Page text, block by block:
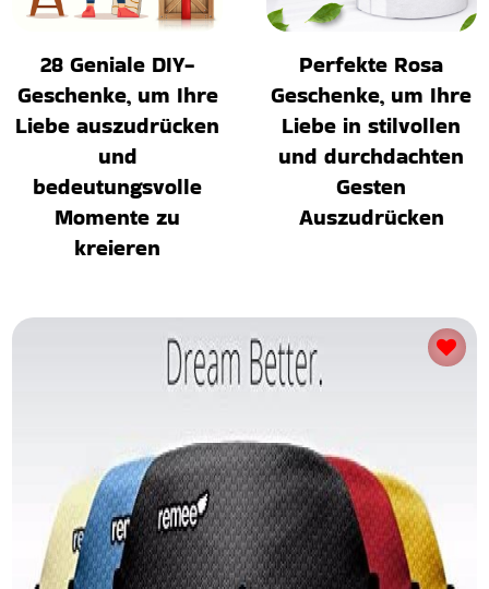
28 Geniale DIY-
Geschenke, um Ihre
Liebe auszudrücken
und
bedeutungsvolle
Momente zu
kreieren
Perfekte Rosa
Geschenke, um Ihre
Liebe in stilvollen
und durchdachten
Gesten
Auszudrücken